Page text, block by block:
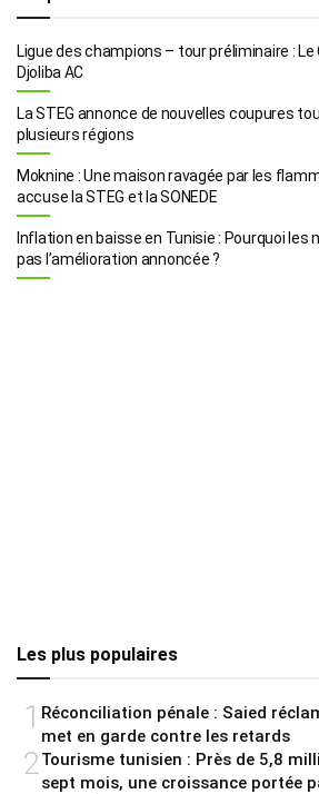
Ligue des champions – tour préliminaire :
Djoliba AC
La STEG annonce de nouvelles coupures
plusieurs régions
Moknine : Une maison ravagée par les
accuse la STEG et la SONEDE
Inflation en baisse en Tunisie : Pourquoi
pas l’amélioration annoncée ?
Les plus populaires
1 Réconciliation pénale : Saied
met en garde contre les retards
2Tourisme tunisien : Près de 5,8
sept mois, une croissance portée